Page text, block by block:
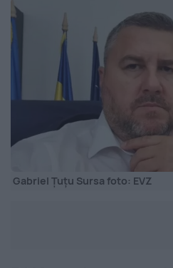
Gabriel Țuțu Sursa foto: EVZ